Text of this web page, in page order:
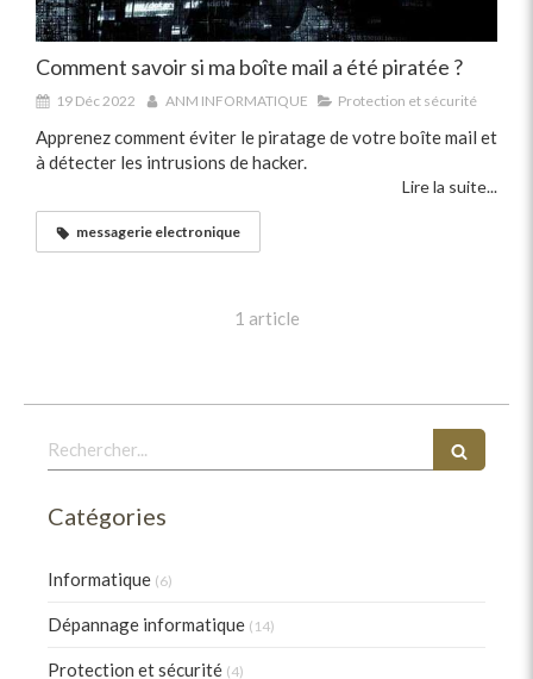
Comment savoir si ma boîte mail a été piratée ?
19 Déc 2022 ANM INFORMATIQUE Protection et sécurité
Apprenez comment éviter le piratage de votre boîte mail et
à détecter les intrusions de hacker.
Lire la suite...
messagerie electronique
1 article
Rechercher
Catégories
Informatique (6)
Dépannage informatique (14)
Protection et sécurité (4)